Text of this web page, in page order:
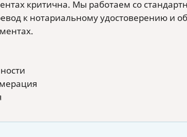
критична. Мы работаем со
к нотариальному удостоверению и